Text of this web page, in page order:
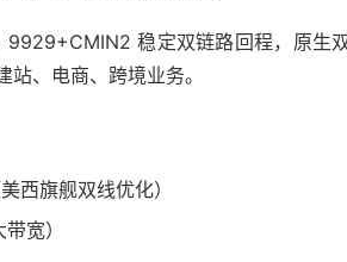
9929+CMIN2 稳定双链路回程，原生
、电商、跨境业务。
西旗舰双线优化）
宽）